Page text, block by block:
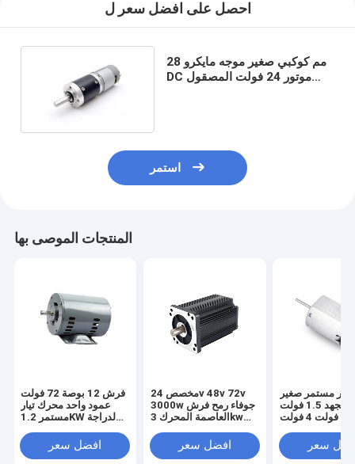
احصل على افضل سعر ل
28 مم كوكبي صغير موجه مايكرو
DC موتور 24 فولت المصقول
استمر
المنتجات الموصى بها
فرش 12 بوصة 72 فولت
عمود واحد محرك تيار
مستمر 1.2KW لدراجة
افضل سعر
مخصص 24v 48v 72v
3000w جوفاء رمح فرش
العاصمة المحرك 3kw
افضل سعر
مستمر صغير
منخفض الجهد 1.5 فولت
2 فولت 3 فولت 4 فولت
صغير بدون
سعر